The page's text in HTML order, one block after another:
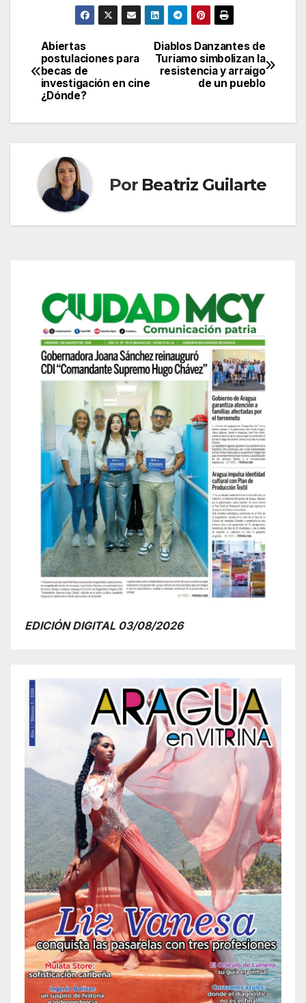
Navegación
de
entradas
Diablos Danzantes de
Turiamo simbolizan la
resistencia y arraigo
de un pueblo
Abiertas
postulaciones para
becas de
investigación en cine
¿Dónde?
Por Beatriz Guilarte
EDICIÓN DIGITAL 03/08/2026